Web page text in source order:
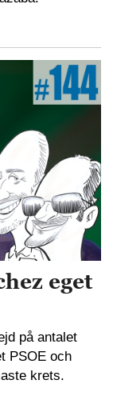
eget
på antalet
PSOE och
krets.